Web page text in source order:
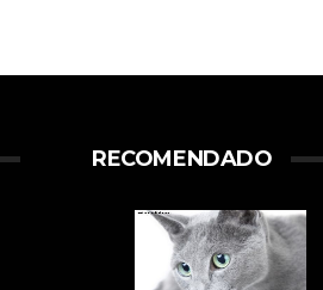
RECOMENDADO